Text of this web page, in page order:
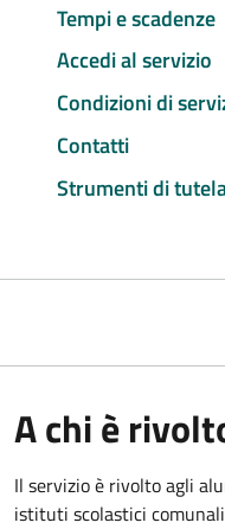
Tempi e scadenze
Accedi al servizio
Condizioni di
Contatti
Strumenti di
A chi è
Il servizio è rivolto agli
istituti scolastici